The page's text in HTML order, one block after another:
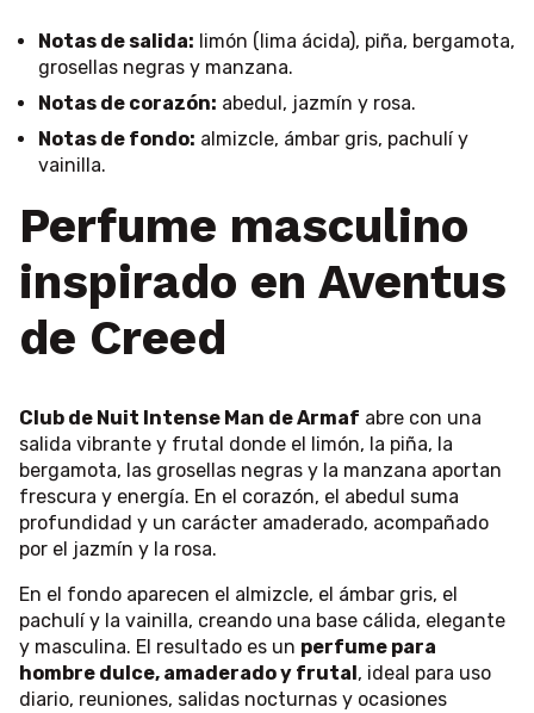
Notas de salida: limón (lima ácida), piña, bergamota,
grosellas negras y manzana.
Notas de corazón: abedul, jazmín y rosa.
Notas de fondo: almizcle, ámbar gris, pachulí y
vainilla.
Perfume masculino
inspirado en Aventus
de Creed
Club de Nuit Intense Man de Armaf abre con una
salida vibrante y frutal donde el limón, la piña, la
bergamota, las grosellas negras y la manzana aportan
frescura y energía. En el corazón, el abedul suma
profundidad y un carácter amaderado, acompañado
por el jazmín y la rosa.
En el fondo aparecen el almizcle, el ámbar gris, el
pachulí y la vainilla, creando una base cálida, elegante
y masculina. El resultado es un perfume para
hombre dulce, amaderado y frutal , ideal para uso
diario, reuniones, salidas nocturnas y ocasiones